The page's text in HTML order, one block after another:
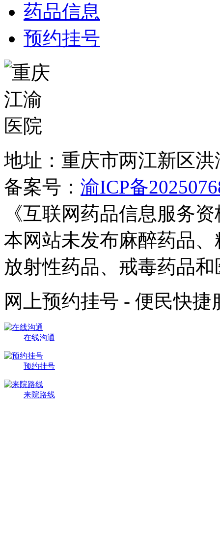
药品信息
预约挂号
地址：重庆市两江新区洪
备案号： 渝ICP备
《互联网药品信息服务
本网站未发布麻醉药品
放射性药品、戒毒药品
网上预约挂号 - 便民快捷
在线沟通
预约挂号
来院路线